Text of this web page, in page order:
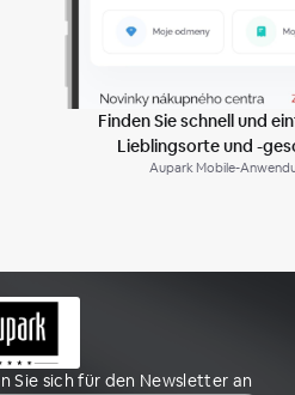
Finden Sie schnell und
Lieblingsorte und -
Aupark Mobile-
Sie sich für den Newsletter an